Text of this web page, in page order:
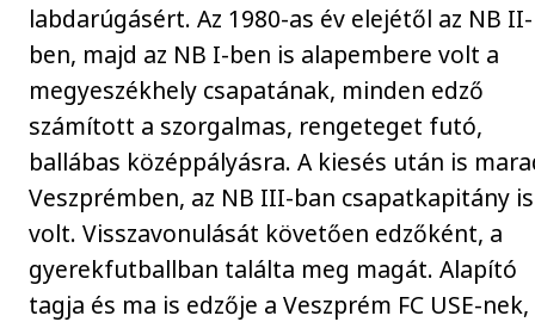
labdarúgásért. Az 1980-as év elejétől az NB II-
ben, majd az NB I-ben is alapembere volt a
megyeszékhely csapatának, minden edző
számított a szorgalmas, rengeteget futó,
ballábas középpályásra. A kiesés után is
Veszprémben, az NB III-ban csapatkapitány is
volt. Visszavonulását követően edzőként, a
gyerekfutballban találta meg magát. Alapító
tagja és ma is edzője a Veszprém FC USE-nek,